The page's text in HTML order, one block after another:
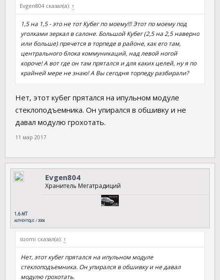
Evgen804 сказал(а): ↑
1,5 на 1,5 - это не тот Кубег по моему!!! Этот по моему под
уголками зеркал в салоне. Большой Кубег (2,5 на 2,5 наверно
или больше) прячется в торпеде в районе, как его там,
центрального блока коммуникаций, над левой ногой
короче! А вот где он там прятался и для каких целей, ну я по
крайней мере не знаю! А Вы сегодня торпеду разбирали?
Нет, этот кубег прятался на ипульном модуле
стеклоподъемника. Он упирался в обшивку и не
давал модулю грохотать.
11 мар 2017
Evgen804
Хранитель Мегатрадиций
suomi сказал(а): ↑
Нет, этот кубег прятался на ипульном модуле
стеклоподъемника. Он упирался в обшивку и не давал
модулю грохотать.